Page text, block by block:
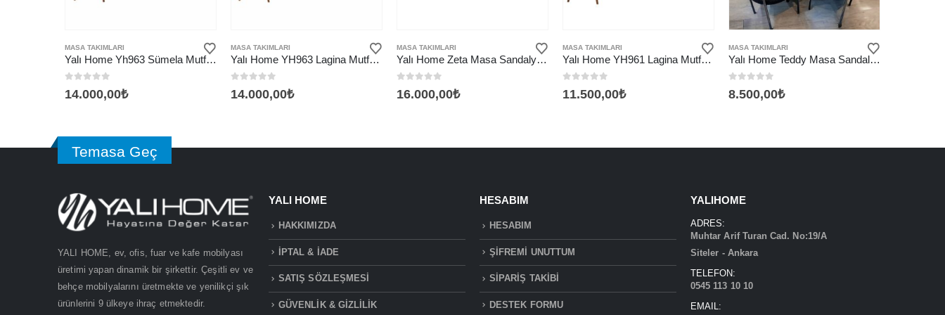
MASA TAKIMLARI
Yalı Home Yh963 Sümela Mutfak Masası Takımı
14.000,00₺
MASA TAKIMLARI
Yalı Home YH963 Lagina Mutfak Masası Takımı
14.000,00₺
MASA TAKIMLARI
Yalı Home Zeta Masa Sandalye Takımı
16.000,00₺
MASA TAKIMLARI
Yalı Home YH961 Lagina Mutfak Masası Takımı
11.500,00₺
MASA TAKIMLARI
Yalı Home Teddy Masa Sandalye Takımı (Çembersiz)
5 üzerinden
8.500,00₺
Temasa Geç
YALI HOME, ev, ofis, fuar ve kafe mobilyası
üretimi yapan dinamik bir şirkettir. Çeşitli ev ve
behçe mobilyalarını üretmekte ve yenilikçi şık
ürünlerini 9 ülkeye ihraç etmektedir.
YALI HOME
HAKKIMIZDA
İPTAL & İADE
SATIŞ SÖZLEŞMESİ
GÜVENLİK & GİZLİLİK
HESABIM
HESABIM
ŞİFREMİ UNUTTUM
SİPARİŞ TAKİBİ
DESTEK FORMU
YALIHOME
ADRES:
Muhtar Arif Turan Cad. No:19/A
Siteler - Ankara
TELEFON:
0545 113 10 10
EMAIL: